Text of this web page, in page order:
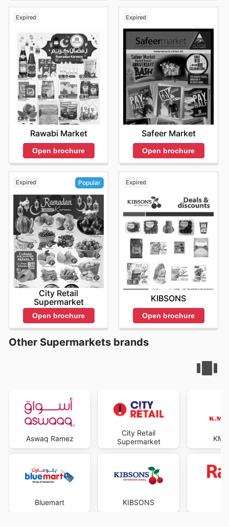
Expired
Rawabi Market
Open brochure
Expired
Safeer Market
Open brochure
Expired Popular
City Retail
Supermarket
Open brochure
Expired
KIBSONS
Open brochure
Other Supermarkets brands
Aswaq Ramez
Bluemart
City Retail
Supermarket
KIBSONS
KM